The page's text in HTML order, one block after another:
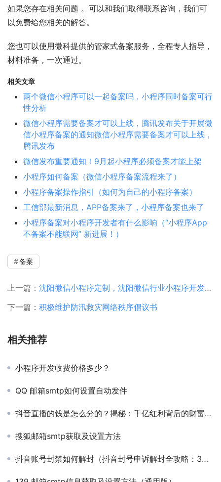
如果您存在相关问题 。可以和我们取得联系咨询，我们可
以免费给您相关的解答。
您也可以使用微科提供的管家式备案服务，全程专人指导，
材料准备，一次通过。
相关文章
两个微信小程序可以一起备案吗，小程序同时备案可行
性分析
微信小程序需要备案才可以上线，腾讯发布关于开展微
信小程序备案的通知微信小程序需要备案才可以上线，
腾讯发布
微信发布重要通知！9月起小程序必须备案才能上架
小程序如何备案（微信小程序备案流程来了）
小程序备案操作指引（如何为自己的小程序备案）
工信部最新消息，APP备案来了，小程序备案也来了
小程序备案对小程序开发者有什么影响（“小程序App
不备案不能联网” 新进展！）
备案
上一篇： 沈阳微信小程序定制，沈阳微信行业小程序开发公司
下一篇： 积极维护防汛救灾网络秩序倡议书
相关推荐
小程序开发收费价格多少？
QQ 邮箱smtp如何设置自动发件
抖音直播的钱是怎么分的？揭秘：千亿红利背后的财富密码
搜狐邮箱smtp获取及设置方法
抖音账号封禁如何解封（抖音封号申诉解封全攻略：3步恢复账号，成功率提升80%！）